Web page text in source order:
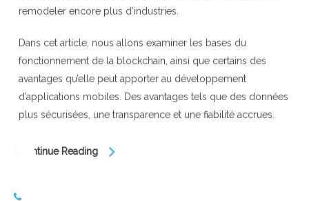
remodeler encore plus d’industries.
Dans cet article, nous allons examiner les bases du
fonctionnement de la blockchain, ainsi que certains des
avantages qu’elle peut apporter au développement
d’applications mobiles. Des avantages tels que des données
plus sécurisées, une transparence et une fiabilité accrues.
Continue Reading